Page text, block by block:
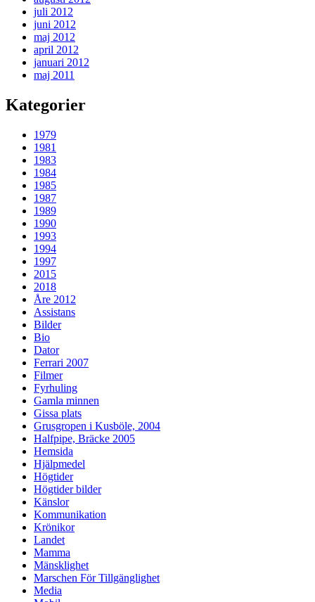
juli 2012
juni 2012
maj 2012
april 2012
januari 2012
maj 2011
Kategorier
1979
1981
1983
1984
1985
1987
1989
1990
1993
1994
1997
2015
2018
Åre 2012
Assistans
Bilder
Bio
Dator
Ferrari 2007
Filmer
Fyrhuling
Gamla minnen
Gissa plats
Grusgropen i Kusböle, 2004
Halfpipe, Bräcke 2005
Hemsida
Hjälpmedel
Högtider
Högtider bilder
Känslor
Kommunikation
Krönikor
Landet
Mamma
Mänsklighet
Marschen För Tillgänglighet
Media